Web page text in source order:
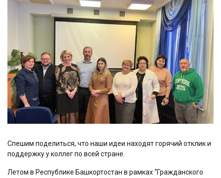
Спешим поделиться, что наши идеи находят горячий отклик и
поддержку у коллег по всей стране.
Летом в Республике Башкортостан в рамках “Гражданского